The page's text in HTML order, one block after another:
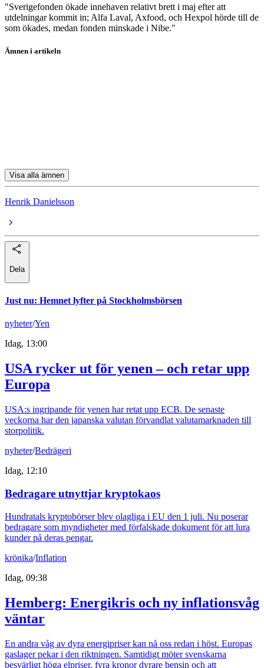
"Sverigefonden ökade innehaven relativt brett i maj efter att
utdelningar kommit in; Alfa Laval, Axfood, och Hexpol hörde till de
som ökades, medan fonden minskade i Nibe."
Ämnen i artikeln
Visa alla ämnen
Henrik Danielsson
Dela
Just nu: Hemnet lyfter på Stockholmsbörsen
nyheter/Yen
Idag, 13:00
USA rycker ut för yenen – och retar upp
Europa
USA:s ingripande för yenen har retat upp ECB. De senaste
veckorna har den japanska valutan förvandlat valutamarknaden till
storpolitik.
nyheter/Bedrägeri
Idag, 12:10
Bedragare utnyttjar kryptokaos
Hundratals kryptobörser blev olagliga i EU den 1 juli. Nu poserar
bedragare som myndigheter med förfalskade dokument för att lura
kunder på deras pengar.
krönika/Inflation
Idag, 09:38
Hemberg: Energikris och ny inflationsvåg
väntar
En andra våg av dyra energipriser kan nå oss redan i höst. Europas
gaslager pekar i den riktningen. Samtidigt möter svenskarna
besvärligt höga elpriser, fyra kronor dyrare bensin och att